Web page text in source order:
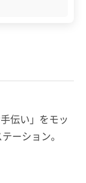
伝い」をモッ
ーション。